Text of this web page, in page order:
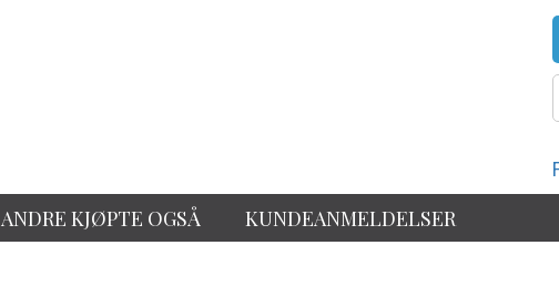
ANDRE KJØPTE OGSÅ KUNDEANMELDELSER